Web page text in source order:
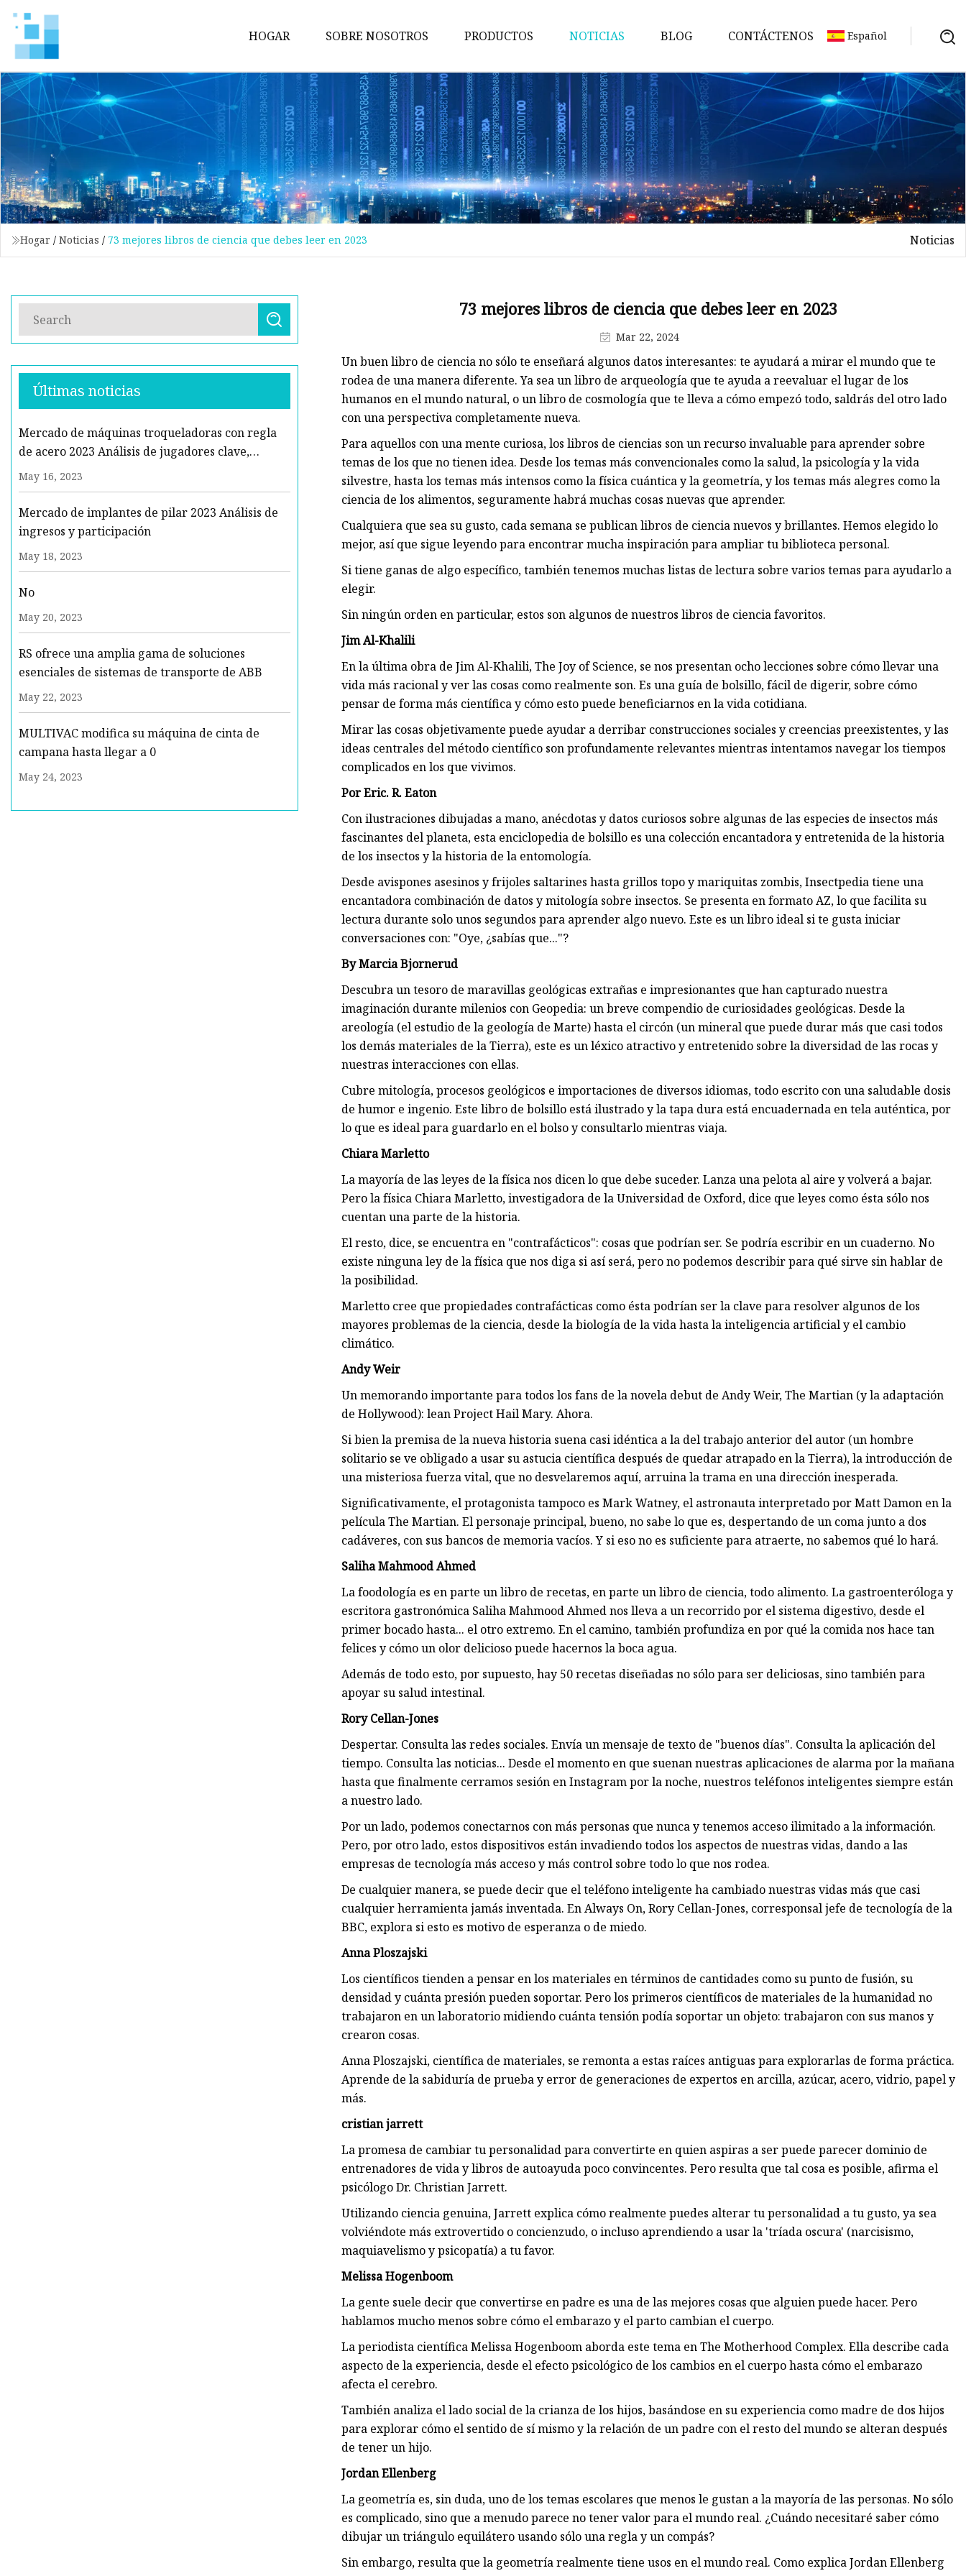
HOGAR SOBRE NOSOTROS PRODUCTOS
Maquina de pruebas
Máquina de embalaje
Maquina de cortar
Máquina bronceadora
Perforadora
Máquina transportadora
Máquina de libros para niños
Máquina troqueladora de libros
Máquina cortadora de materiales
NOTICIAS BLOG CONTÁCTENOS Español
Hogar / Noticias / 73 mejores libros de ciencia que debes leer en 2023 Noticias
Últimas noticias
Mercado de máquinas troqueladoras con regla
de acero 2023 Análisis de jugadores clave,
tendencias futuras y pronóstico para 2029
May 16, 2023
Mercado de implantes de pilar 2023 Análisis de
ingresos y participación
May 18, 2023
No
May 20, 2023
RS ofrece una amplia gama de soluciones
esenciales de sistemas de transporte de ABB
May 22, 2023
MULTIVAC modifica su máquina de cinta de
campana hasta llegar a 0
May 24, 2023
73 mejores libros de ciencia que debes leer en 2023
Mar 22, 2024
Un buen libro de ciencia no sólo te enseñará algunos datos interesantes: te ayudará a mirar el mundo que te
rodea de una manera diferente. Ya sea un libro de arqueología que te ayuda a reevaluar el lugar de los
humanos en el mundo natural, o un libro de cosmología que te lleva a cómo empezó todo, saldrás del otro lado
con una perspectiva completamente nueva.
Para aquellos con una mente curiosa, los libros de ciencias son un recurso invaluable para aprender sobre
temas de los que no tienen idea. Desde los temas más convencionales como la salud, la psicología y la vida
silvestre, hasta los temas más intensos como la física cuántica y la geometría, y los temas más alegres como la
ciencia de los alimentos, seguramente habrá muchas cosas nuevas que aprender.
Cualquiera que sea su gusto, cada semana se publican libros de ciencia nuevos y brillantes. Hemos elegido lo
mejor, así que sigue leyendo para encontrar mucha inspiración para ampliar tu biblioteca personal.
Si tiene ganas de algo específico, también tenemos muchas listas de lectura sobre varios temas para ayudarlo a
elegir.
Sin ningún orden en particular, estos son algunos de nuestros libros de ciencia favoritos.
Jim Al-Khalili
En la última obra de Jim Al-Khalili, The Joy of Science, se nos presentan ocho lecciones sobre cómo llevar una
vida más racional y ver las cosas como realmente son. Es una guía de bolsillo, fácil de digerir, sobre cómo
pensar de forma más científica y cómo esto puede beneficiarnos en la vida cotidiana.
Mirar las cosas objetivamente puede ayudar a derribar construcciones sociales y creencias preexistentes, y las
ideas centrales del método científico son profundamente relevantes mientras intentamos navegar los tiempos
complicados en los que vivimos.
Por Eric. R. Eaton
Con ilustraciones dibujadas a mano, anécdotas y datos curiosos sobre algunas de las especies de insectos más
fascinantes del planeta, esta enciclopedia de bolsillo es una colección encantadora y entretenida de la historia
de los insectos y la historia de la entomología.
Desde avispones asesinos y frijoles saltarines hasta grillos topo y mariquitas zombis, Insectpedia tiene una
encantadora combinación de datos y mitología sobre insectos. Se presenta en formato AZ, lo que facilita su
lectura durante solo unos segundos para aprender algo nuevo. Este es un libro ideal si te gusta iniciar
conversaciones con: "Oye, ¿sabías que..."?
By Marcia Bjornerud
Descubra un tesoro de maravillas geológicas extrañas e impresionantes que han capturado nuestra
imaginación durante milenios con Geopedia: un breve compendio de curiosidades geológicas. Desde la
areología (el estudio de la geología de Marte) hasta el circón (un mineral que puede durar más que casi todos
los demás materiales de la Tierra), este es un léxico atractivo y entretenido sobre la diversidad de las rocas y
nuestras interacciones con ellas.
Cubre mitología, procesos geológicos e importaciones de diversos idiomas, todo escrito con una saludable dosis
de humor e ingenio. Este libro de bolsillo está ilustrado y la tapa dura está encuadernada en tela auténtica, por
lo que es ideal para guardarlo en el bolso y consultarlo mientras viaja.
Chiara Marletto
La mayoría de las leyes de la física nos dicen lo que debe suceder. Lanza una pelota al aire y volverá a bajar.
Pero la física Chiara Marletto, investigadora de la Universidad de Oxford, dice que leyes como ésta sólo nos
cuentan una parte de la historia.
El resto, dice, se encuentra en "contrafácticos": cosas que podrían ser. Se podría escribir en un cuaderno. No
existe ninguna ley de la física que nos diga si así será, pero no podemos describir para qué sirve sin hablar de
la posibilidad.
Marletto cree que propiedades contrafácticas como ésta podrían ser la clave para resolver algunos de los
mayores problemas de la ciencia, desde la biología de la vida hasta la inteligencia artificial y el cambio
climático.
Andy Weir
Un memorando importante para todos los fans de la novela debut de Andy Weir, The Martian (y la adaptación
de Hollywood): lean Project Hail Mary. Ahora.
Si bien la premisa de la nueva historia suena casi idéntica a la del trabajo anterior del autor (un hombre
solitario se ve obligado a usar su astucia científica después de quedar atrapado en la Tierra), la introducción de
una misteriosa fuerza vital, que no desvelaremos aquí, arruina la trama en una dirección inesperada.
Significativamente, el protagonista tampoco es Mark Watney, el astronauta interpretado por Matt Damon en la
película The Martian. El personaje principal, bueno, no sabe lo que es, despertando de un coma junto a dos
cadáveres, con sus bancos de memoria vacíos. Y si eso no es suficiente para atraerte, no sabemos qué lo hará.
Saliha Mahmood Ahmed
La foodología es en parte un libro de recetas, en parte un libro de ciencia, todo alimento. La gastroenteróloga y
escritora gastronómica Saliha Mahmood Ahmed nos lleva a un recorrido por el sistema digestivo, desde el
primer bocado hasta... el otro extremo. En el camino, también profundiza en por qué la comida nos hace tan
felices y cómo un olor delicioso puede hacernos la boca agua.
Además de todo esto, por supuesto, hay 50 recetas diseñadas no sólo para ser deliciosas, sino también para
apoyar su salud intestinal.
Rory Cellan-Jones
Despertar. Consulta las redes sociales. Envía un mensaje de texto de "buenos días". Consulta la aplicación del
tiempo. Consulta las noticias... Desde el momento en que suenan nuestras aplicaciones de alarma por la mañana
hasta que finalmente cerramos sesión en Instagram por la noche, nuestros teléfonos inteligentes siempre están
a nuestro lado.
Por un lado, podemos conectarnos con más personas que nunca y tenemos acceso ilimitado a la información.
Pero, por otro lado, estos dispositivos están invadiendo todos los aspectos de nuestras vidas, dando a las
empresas de tecnología más acceso y más control sobre todo lo que nos rodea.
De cualquier manera, se puede decir que el teléfono inteligente ha cambiado nuestras vidas más que casi
cualquier herramienta jamás inventada. En Always On, Rory Cellan-Jones, corresponsal jefe de tecnología de la
BBC, explora si esto es motivo de esperanza o de miedo.
Anna Ploszajski
Los científicos tienden a pensar en los materiales en términos de cantidades como su punto de fusión, su
densidad y cuánta presión pueden soportar. Pero los primeros científicos de materiales de la humanidad no
trabajaron en un laboratorio midiendo cuánta tensión podía soportar un objeto: trabajaron con sus manos y
crearon cosas.
Anna Ploszajski, científica de materiales, se remonta a estas raíces antiguas para explorarlas de forma práctica.
Aprende de la sabiduría de prueba y error de generaciones de expertos en arcilla, azúcar, acero, vidrio, papel y
más.
cristian jarrett
La promesa de cambiar tu personalidad para convertirte en quien aspiras a ser puede parecer dominio de
entrenadores de vida y libros de autoayuda poco convincentes. Pero resulta que tal cosa es posible, afirma el
psicólogo Dr. Christian Jarrett.
Utilizando ciencia genuina, Jarrett explica cómo realmente puedes alterar tu personalidad a tu gusto, ya sea
volviéndote más extrovertido o concienzudo, o incluso aprendiendo a usar la 'tríada oscura' (narcisismo,
maquiavelismo y psicopatía) a tu favor.
Melissa Hogenboom
La gente suele decir que convertirse en padre es una de las mejores cosas que alguien puede hacer. Pero
hablamos mucho menos sobre cómo el embarazo y el parto cambian el cuerpo.
La periodista científica Melissa Hogenboom aborda este tema en The Motherhood Complex. Ella describe cada
aspecto de la experiencia, desde el efecto psicológico de los cambios en el cuerpo hasta cómo el embarazo
afecta el cerebro.
También analiza el lado social de la crianza de los hijos, basándose en su experiencia como madre de dos hijos
para explorar cómo el sentido de sí mismo y la relación de un padre con el resto del mundo se alteran después
de tener un hijo.
Jordan Ellenberg
La geometría es, sin duda, uno de los temas escolares que menos le gustan a la mayoría de las personas. No sólo
es complicado, sino que a menudo parece no tener valor para el mundo real. ¿Cuándo necesitaré saber cómo
dibujar un triángulo equilátero usando sólo una regla y un compás?
Sin embargo, resulta que la geometría realmente tiene usos en el mundo real. Como explica Jordan Ellenberg